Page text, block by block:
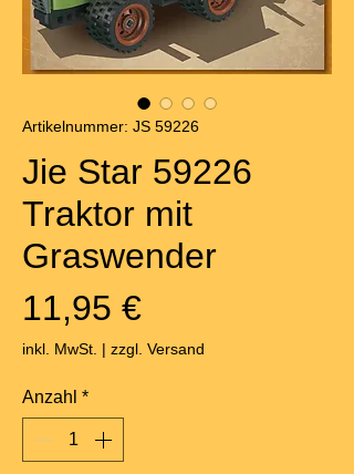
Artikelnummer: JS 59226
Jie Star 59226
Traktor mit
Graswender
11,95 €Preis
inkl. MwSt. | zzgl. Versand
Anzahl *